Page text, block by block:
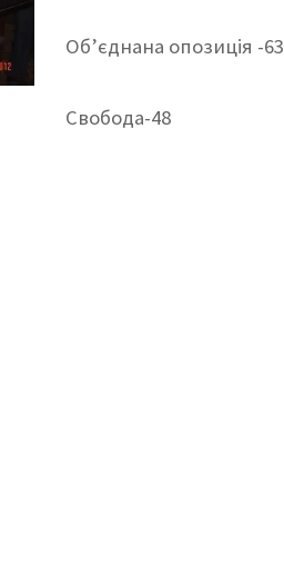
Об’єднана опозиція -63
Свобода-48